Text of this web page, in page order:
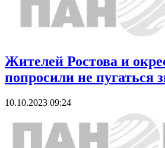
Жителей Ростова и
попросили не пугаться
10.10.2023 09:24